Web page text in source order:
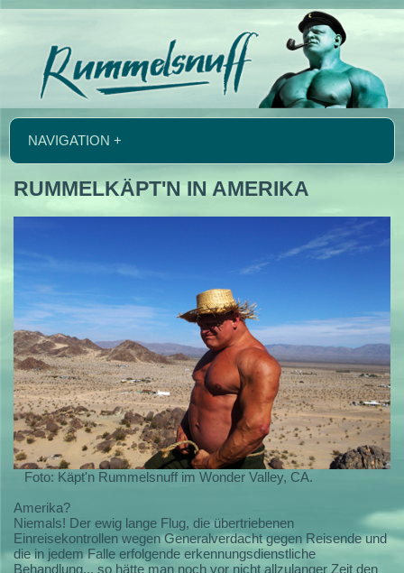
NAVIGATION +
RUMMELKÄPT'N IN AMERIKA
Foto: Käpt'n Rummelsnuff im Wonder Valley, CA.
Amerika?
Niemals! Der ewig lange Flug, die übertriebenen
Einreisekontrollen wegen Generalverdacht gegen Reisende und
die in jedem Falle erfolgende erkennungsdienstliche
Behandlung... so hätte man noch vor nicht allzulanger Zeit den